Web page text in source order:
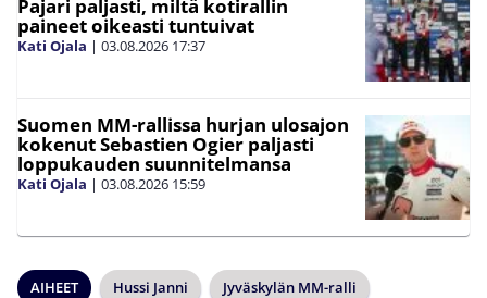
Pajari paljasti, miltä kotirallin
paineet oikeasti tuntuivat
Kati Ojala | 03.08.2026 17:37
Suomen MM-rallissa hurjan ulosajon
kokenut Sebastien Ogier paljasti
loppukauden suunnitelmansa
Kati Ojala | 03.08.2026 15:59
AIHEET Hussi Janni Jyväskylän MM-ralli